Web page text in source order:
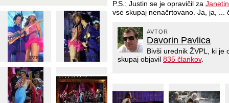
P.S.: Justin se je opravičil za
vse skupaj nenačrtovano. Ja, ja, ...
AVTOR
Davorin Pavlica
Bivši urednik ŽVPL, ki je
skupaj objavil 835 člankov.